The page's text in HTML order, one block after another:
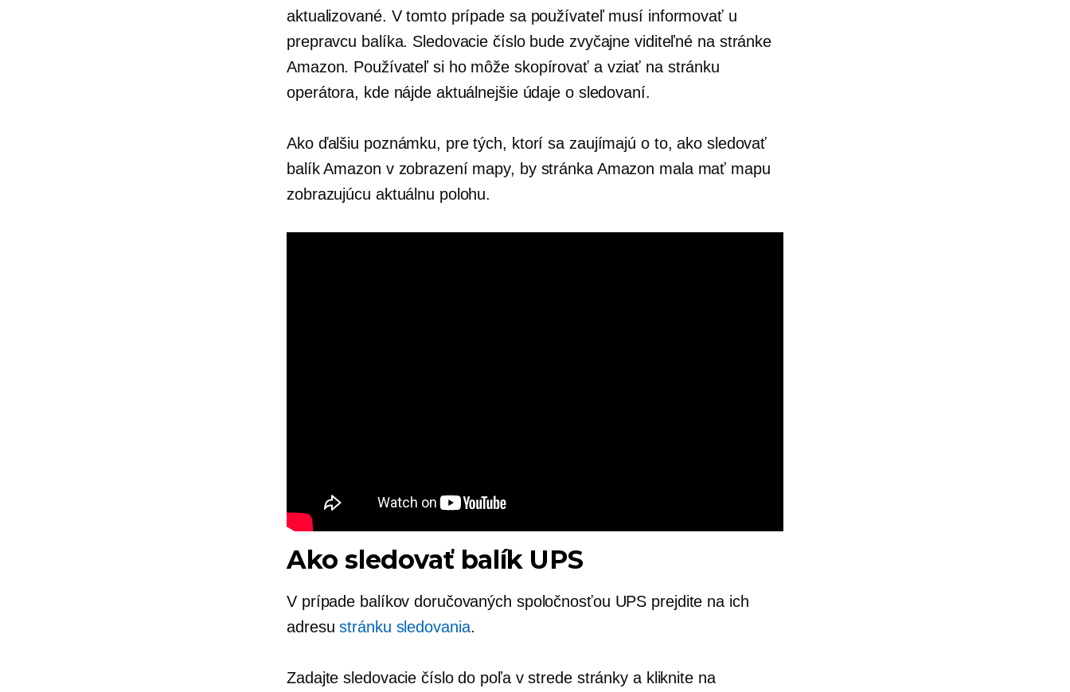
aktualizované. V tomto prípade sa používateľ musí informovať u
prepravcu balíka. Sledovacie číslo bude zvyčajne viditeľné na stránke
Amazon. Používateľ si ho môže skopírovať a vziať na stránku
operátora, kde nájde aktuálnejšie údaje o sledovaní.
Ako ďalšiu poznámku, pre tých, ktorí sa zaujímajú o to, ako sledovať
balík Amazon v zobrazení mapy, by stránka Amazon mala mať mapu
zobrazujúcu aktuálnu polohu.
Ako sledovať balík UPS
V prípade balíkov doručovaných spoločnosťou UPS prejdite na ich
adresustránku sledovania.
Zadajte sledovacie číslo do poľa v strede stránky a kliknite na